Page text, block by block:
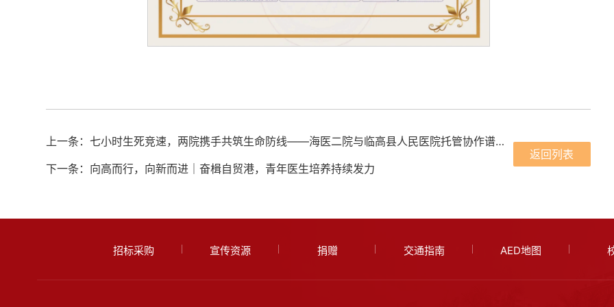
返回列表
上一条：七小时生死竞速，两院携手共筑生命防线——海医二院与临高县人民医院托管协作谱新篇
下一条：向高而行，向新而进｜奋楫自贸港，青年医生培养持续发力
招标采购 宣传资源 捐赠 交通指南 AED地图